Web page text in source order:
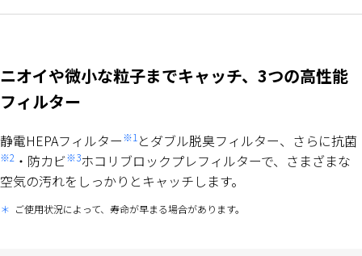
ニオイや微小な粒子までキャッチ、3つの高性能
フィルター
静電HEPAフィルター※1 とダブル脱臭フィルター、さらに抗菌
※2 ・防カビ※3ホコリブロックプレフィルターで、さまざまな
空気の汚れをしっかりとキャッチします。
＊ ご使用状況によって、寿命が早まる場合があります。